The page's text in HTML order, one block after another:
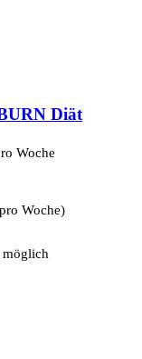
Diät
Woche
Woche)
möglich